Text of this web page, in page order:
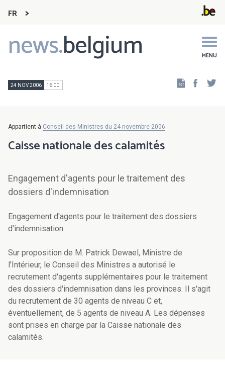
FR
news.belgium MENU
Main
navigation
24 NOV 2006 16:00
Appartient à Conseil des Ministres du 24 novembre 2006
Caisse nationale des calamités
Engagement d'agents pour le traitement des
dossiers d'indemnisation
Engagement d'agents pour le traitement des dossiers
d'indemnisation
Sur proposition de M. Patrick Dewael, Ministre de
l'Intérieur, le Conseil des Ministres a autorisé le
recrutement d'agents supplémentaires pour le traitement
des dossiers d'indemnisation dans les provinces. Il s'agit
du recrutement de 30 agents de niveau C et,
éventuellement, de 5 agents de niveau A. Les dépenses
sont prises en charge par la Caisse nationale des
calamités.